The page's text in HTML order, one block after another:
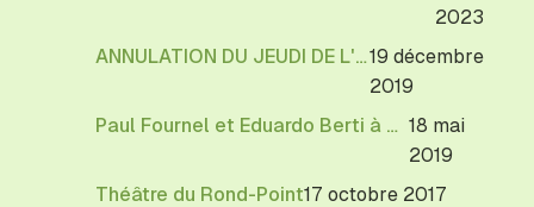
2023
ANNULATION DU JEUDI DE L'OULIPO19 décembre
2019
Paul Fournel et Eduardo Berti à Caen 18 mai
2019
Théâtre du Rond-Point17 octobre 2017